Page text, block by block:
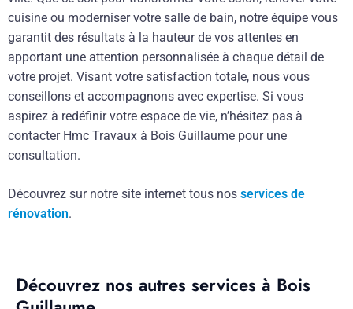
cuisine ou moderniser votre salle de bain, notre équipe vous
garantit des résultats à la hauteur de vos attentes en
apportant une attention personnalisée à chaque détail de
votre projet. Visant votre satisfaction totale, nous vous
conseillons et accompagnons avec expertise. Si vous
aspirez à redéfinir votre espace de vie, n’hésitez pas à
contacter Hmc Travaux à Bois Guillaume pour une
consultation.
Découvrez sur notre site internet tous nos services de
rénovation.
Découvrez nos autres services à Bois